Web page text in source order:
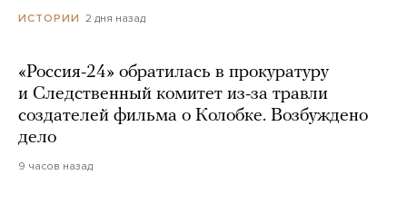
ИСТОРИИ 2 дня назад
«Россия-24» обратилась в прокуратуру
и Следственный комитет из-за травли
создателей фильма о Колобке. Возбуждено
дело
9 часов назад